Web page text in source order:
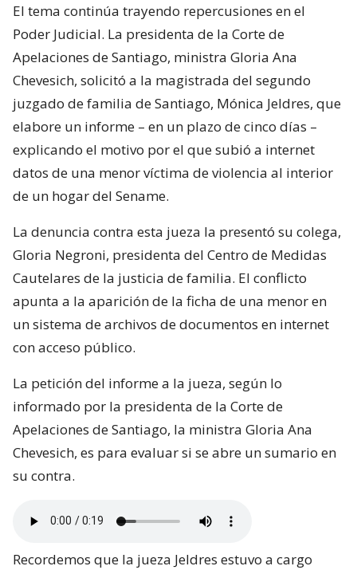
El tema continúa trayendo repercusiones en el
Poder Judicial. La presidenta de la Corte de
Apelaciones de Santiago, ministra Gloria Ana
Chevesich, solicitó a la magistrada del segundo
juzgado de familia de Santiago, Mónica Jeldres, que
elabore un informe – en un plazo de cinco días –
explicando el motivo por el que subió a internet
datos de una menor víctima de violencia al interior
de un hogar del Sename.
La denuncia contra esta jueza la presentó su colega,
Gloria Negroni, presidenta del Centro de Medidas
Cautelares de la justicia de familia. El conflicto
apunta a la aparición de la ficha de una menor en
un sistema de archivos de documentos en internet
con acceso público.
La petición del informe a la jueza, según lo
informado por la presidenta de la Corte de
Apelaciones de Santiago, la ministra Gloria Ana
Chevesich, es para evaluar si se abre un sumario en
su contra.
Recordemos que la jueza Jeldres estuvo a cargo